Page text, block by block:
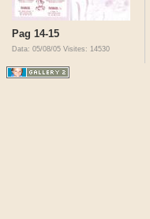
Pag 14-15
Data: 05/08/05 Visites: 14530